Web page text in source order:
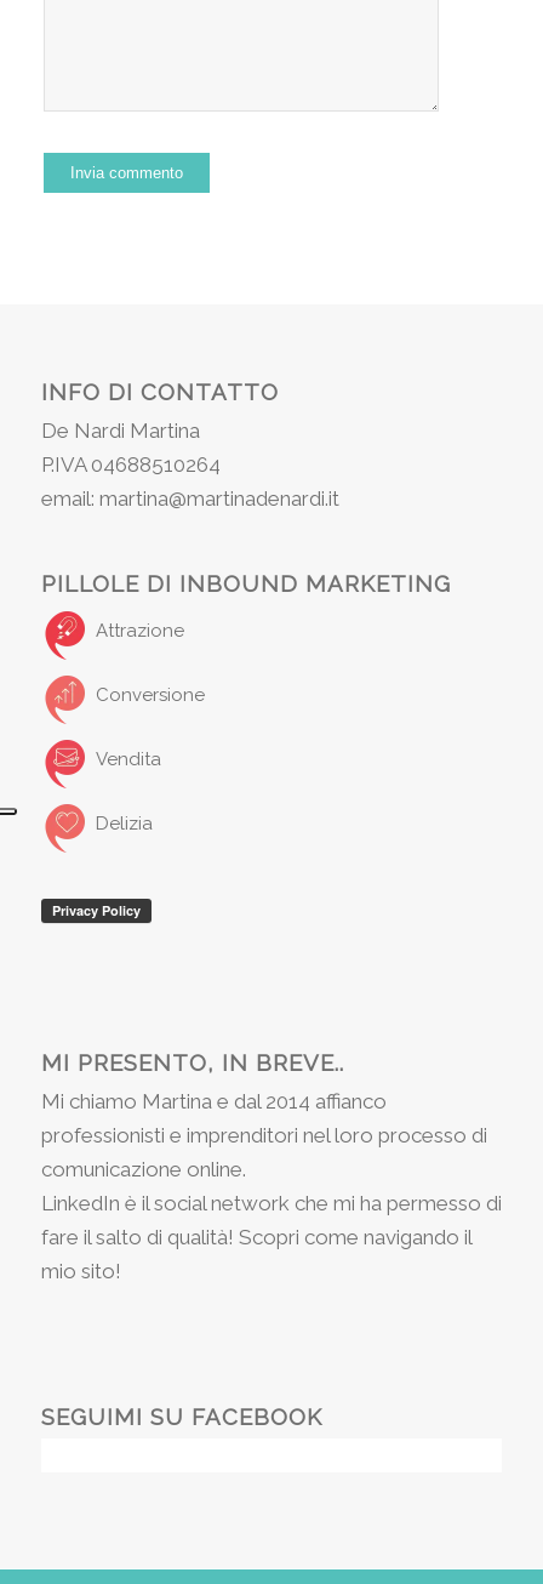
INFO DI CONTATTO
De Nardi Martina
P.IVA 04688510264
email: martina@martinadenardi.it
PILLOLE DI INBOUND MARKETING
Attrazione
Conversione
Vendita
Delizia
MI PRESENTO, IN BREVE..
Mi chiamo Martina e dal 2014 affianco
professionisti e imprenditori nel loro processo di
comunicazione online.
LinkedIn è il social network che mi ha permesso di
fare il salto di qualità! Scopri come navigando il
mio sito!
SEGUIMI SU FACEBOOK